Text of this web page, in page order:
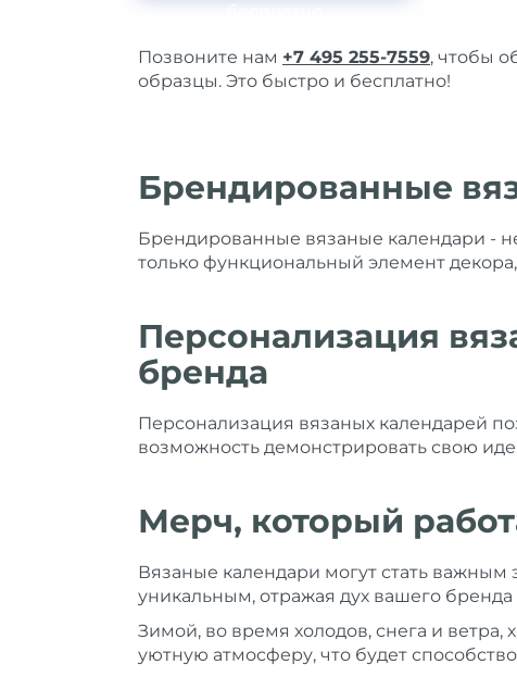
Позвоните нам +7 495 255-7559, чтобы
образцы. Это быстро и бесплатно!
Брендированные
Брендированные вязаные календари -
только функциональный элемент
Персонализация
бренда
Персонализация вязаных календарей
возможность демонстрировать свою
Мерч, который
Вязаные календари могут стать
уникальным, отражая дух вашего
Зимой, во время холодов, снега и ветра,
уютную атмосферу, что будет